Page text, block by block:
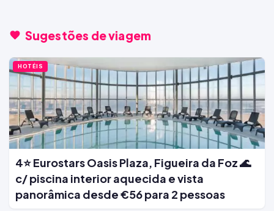
Sugestões de viagem
HOTÉIS
4⭐ Eurostars Oasis Plaza, Figueira da Foz 🌊
c/ piscina interior aquecida e vista
panorâmica desde €56 para 2 pessoas